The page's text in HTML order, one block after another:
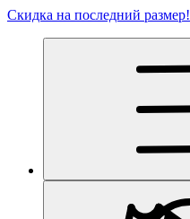
Скидка на последний размер!